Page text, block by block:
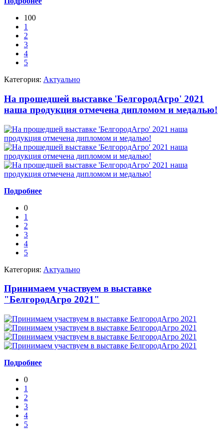
100
1
2
3
4
5
Категория: Актуально
На прошедшей выставке 'БелгородАгро' 2021
наша продукция отмечена дипломом и медалью!
Подробнее
0
1
2
3
4
5
Категория: Актуально
Принимаем участвуем в выставке
"БелгородАгро 2021"
Подробнее
0
1
2
3
4
5